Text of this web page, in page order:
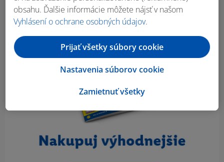
obsahu. Ďalšie informácie môžete nájsť v našom
Vyhlásení o ochrane osobných údajov.
Zamietnuť všetky
Nastavenia súborov cookie
Prijať všetky súbory cookie